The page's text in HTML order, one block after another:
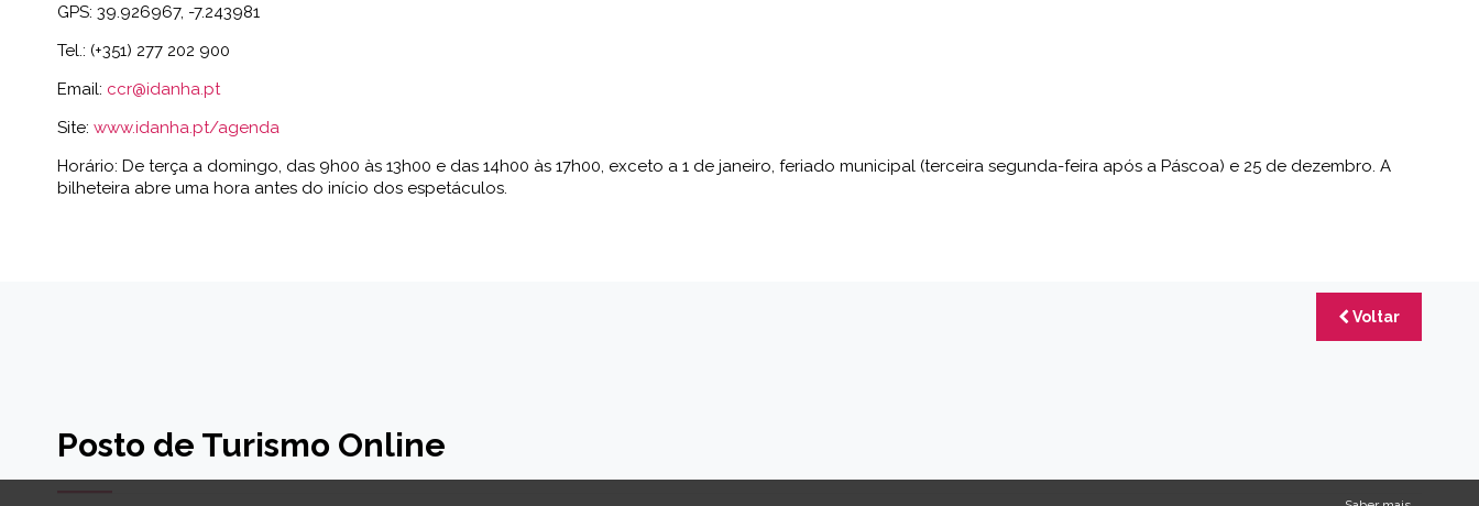
GPS: 39.926967, -7.243981
Tel.: (+351) 277 202 900
Email: ccr@idanha.pt
Site: www.idanha.pt/agenda
Horário: De terça a domingo, das 9h00 às 13h00 e das 14h00 às 17h00, exceto a 1 de janeiro, feriado municipal (terceira segunda-feira após a Páscoa) e 25 de dezembro. A
bilheteira abre uma hora antes do início dos espetáculos.
Voltar
Posto de Turismo Online